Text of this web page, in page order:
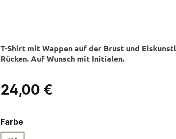
T-Shirt mit Wappen auf der Brust und
Rücken. Auf Wunsch mit Initialen.
Regulärer Preis:
24,00 €
Farbeauswählen